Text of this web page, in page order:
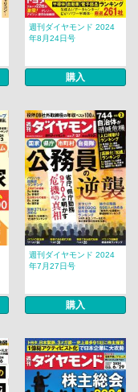
週刊ダイヤモンド 2024
年8月24日号
購入
週刊ダイヤモンド 2024
年7月27日号
購入